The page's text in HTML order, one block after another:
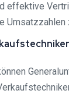
effektive
Umsatzzahlen